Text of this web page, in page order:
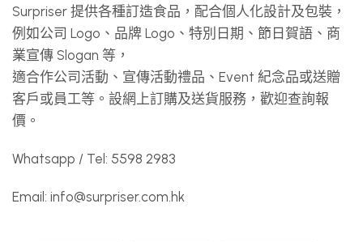
Surpriser 提供各種訂造食品，配合個人化設計及包裝，
例如公司 Logo、品牌 Logo、特別日期、節日賀語、商
業宣傳 Slogan 等，
適合作公司活動、宣傳活動禮品、Event 紀念品或送贈
客戶或員工等。設網上訂購及送貨服務，歡迎查詢報
價。
Whatsapp / Tel: 5598 2983
Email: info@surpriser.com.hk